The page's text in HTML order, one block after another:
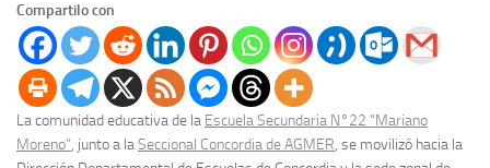
Compartilo con
La comunidad educativa de la Escuela Secundaria N°22 “Mariano
Moreno”, junto a laSeccional Concordia de AGMER, se movilizó hacia la